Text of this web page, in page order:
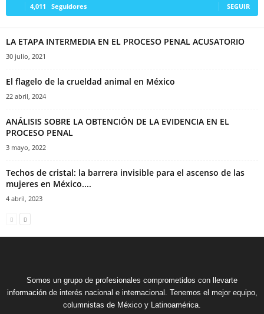
4,011 Seguidores SEGUIR
LA ETAPA INTERMEDIA EN EL PROCESO PENAL ACUSATORIO
30 julio, 2021
El flagelo de la crueldad animal en México
22 abril, 2024
ANÁLISIS SOBRE LA OBTENCIÓN DE LA EVIDENCIA EN EL
PROCESO PENAL
3 mayo, 2022
Techos de cristal: la barrera invisible para el ascenso de las
mujeres en México....
4 abril, 2023
Somos un grupo de profesionales comprometidos con llevarte
información de interés nacional e internacional. Tenemos el mejor equipo,
columnistas de México y Latinoamérica.